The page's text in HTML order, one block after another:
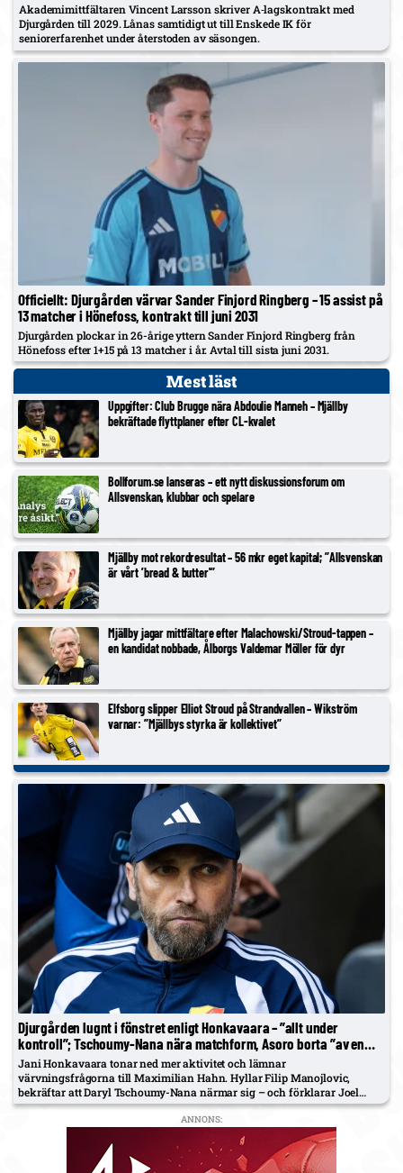
Akademimittfältaren Vincent Larsson skriver A‑lagskontrakt med
Djurgården till 2029. Lånas samtidigt ut till Enskede IK för
seniorerfarenhet under återstoden av säsongen.
Officiellt: Djurgården värvar Sander Finjord Ringberg – 15 assist på
13 matcher i Hönefoss, kontrakt till juni 2031
Djurgården plockar in 26-årige yttern Sander Finjord Ringberg från
Hönefoss efter 1+15 på 13 matcher i år. Avtal till sista juni 2031.
Mest läst
Uppgifter: Club Brugge nära Abdoulie Manneh – Mjällby
bekräftade flyttplaner efter CL-kvalet
Bollforum.se lanseras – ett nytt diskussionsforum om
Allsvenskan, klubbar och spelare
Mjällby mot rekordresultat – 56 mkr eget kapital; ”Allsvenskan
är vårt ’bread & butter'”
Mjällby jagar mittfältare efter Malachowski/Stroud-tappen –
en kandidat nobbade, Ålborgs Valdemar Möller för dyr
Elfsborg slipper Elliot Stroud på Strandvallen – Wikström
varnar: ”Mjällbys styrka är kollektivet”
Djurgården lugnt i fönstret enligt Honkavaara – ”allt under
kontroll”; Tschoumy-Nana nära matchform, Asoro borta ”av en
anledning”
Jani Honkavaara tonar ned mer aktivitet och lämnar
värvningsfrågorna till Maximilian Hahn. Hyllar Filip Manojlovic,
bekräftar att Daryl Tschoumy-Nana närmar sig – och förklarar Joel
Asoros frånvaro med att han är borta "av en anledning".
ANNONS: